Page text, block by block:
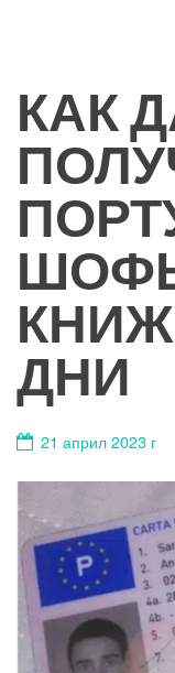
КАК
ДНИ
21 април 2023 г